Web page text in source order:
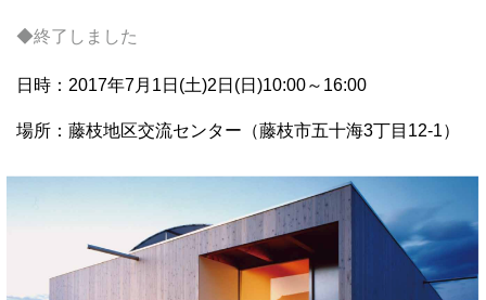
◆終了しました
日時：2017年7月1日(土)2日(日)10:00～16:00
場所：藤枝地区交流センター（藤枝市五十海3丁目12-1）